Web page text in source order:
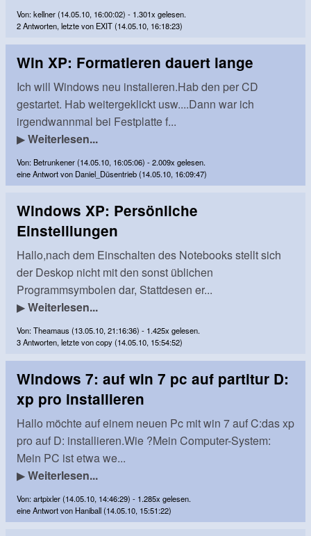
Von: kellner (14.05.10, 16:00:02) - 1.301x gelesen.
2 Antworten, letzte von EXIT (14.05.10, 16:18:23)
Win XP: Formatieren dauert lange
Ich will Windows neu instalieren.Hab den per CD
gestartet. Hab weitergeklickt usw....Dann war ich
irgendwannmal bei Festplatte f...
▶Weiterlesen...
Von: Betrunkener (14.05.10, 16:05:06) - 2.009x gelesen.
eine Antwort von Daniel_Düsentrieb (14.05.10, 16:09:47)
Windows XP: Persönliche
Einstelllungen
Hallo,nach dem Einschalten des Notebooks stellt sich
der Deskop nicht mit den sonst üblichen
Programmsymbolen dar, Stattdesen er...
▶Weiterlesen...
Von: Theamaus (13.05.10, 21:16:36) - 1.425x gelesen.
3 Antworten, letzte von copy (14.05.10, 15:54:52)
Windows 7: auf win 7 pc auf partitur D:
xp pro installieren
Hallo möchte auf einem neuen Pc mit win 7 auf C:das xp
pro auf D: installieren.Wie ?Mein Computer-System:
Mein PC ist etwa we...
▶Weiterlesen...
Von: artpixler (14.05.10, 14:46:29) - 1.285x gelesen.
eine Antwort von Haniball (14.05.10, 15:51:22)